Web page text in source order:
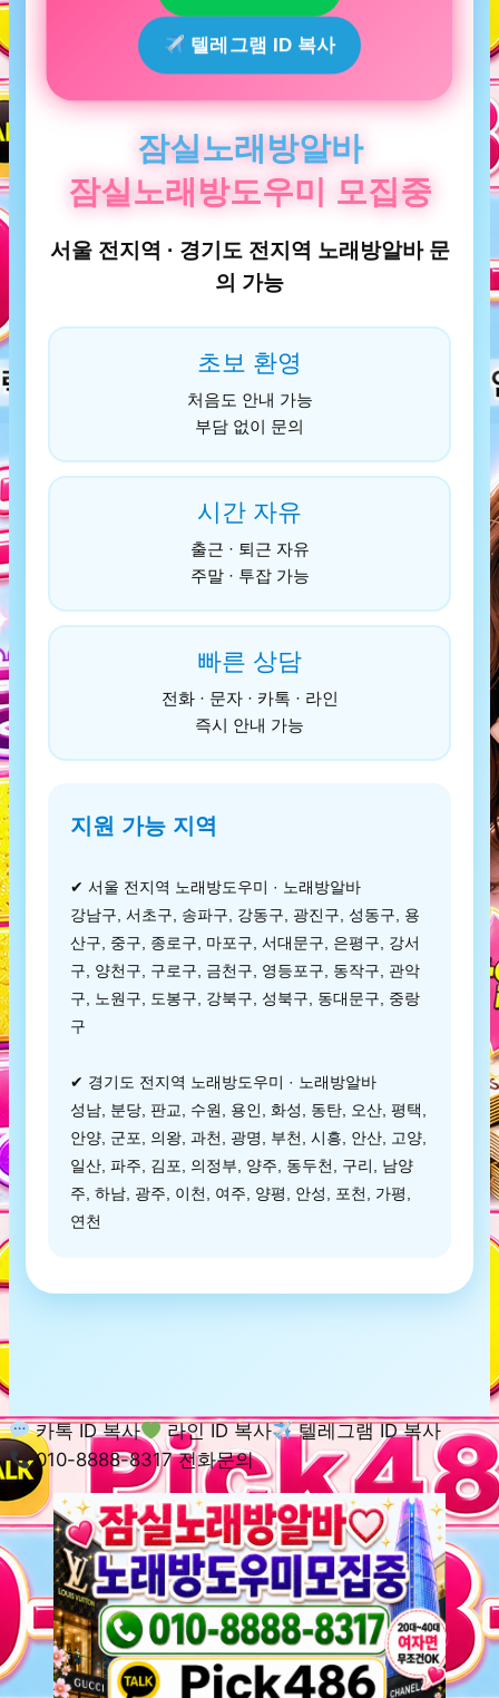
텔레그램 ID 복사
잠실노래방알바
잠실노래방도우미 모집중
서울 전지역 · 경기도 전지역 노래방알바 문
의 가능
초보 환영
처음도 안내 가능
부담 없이 문의
시간 자유
출근 · 퇴근 자유
주말 · 투잡 가능
빠른 상담
전화 · 문자 · 카톡 · 라인
즉시 안내 가능
지원 가능 지역
✔ 서울 전지역 노래방도우미 · 노래방알바
강남구, 서초구, 송파구, 강동구, 광진구, 성동구, 용
산구, 중구, 종로구, 마포구, 서대문구, 은평구, 강서
구, 양천구, 구로구, 금천구, 영등포구, 동작구, 관악
구, 노원구, 도봉구, 강북구, 성북구, 동대문구, 중랑
구
✔ 경기도 전지역 노래방도우미 · 노래방알바
성남, 분당, 판교, 수원, 용인, 화성, 동탄, 오산, 평택,
안양, 군포, 의왕, 과천, 광명, 부천, 시흥, 안산, 고양,
일산, 파주, 김포, 의정부, 양주, 동두천, 구리, 남양
주, 하남, 광주, 이천, 여주, 양평, 안성, 포천, 가평,
연천
카톡 ID 복사 라인 ID 복사
텔레그램 ID 복사
010-8888-8317 전화문의